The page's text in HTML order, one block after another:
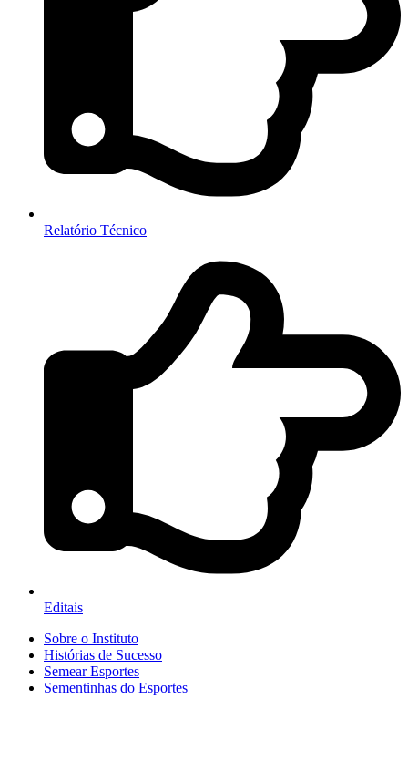
Relatório Técnico
Editais
Sobre o Instituto
Histórias de Sucesso
Semear Esportes
Sementinhas do Esportes